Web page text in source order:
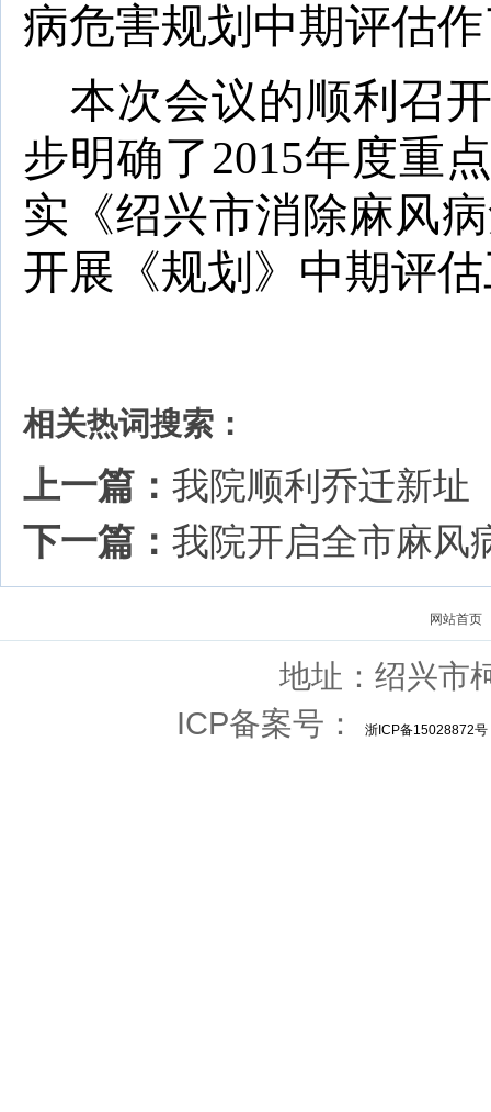
病危害规划中期评估
本次会议的顺利召
步明确了2015年度重
实《绍兴市消除麻风
开展《规划》中期评
相关热词搜索：
上一篇： 我院顺利乔迁新址
下一篇： 我院开启全市麻风
网站首页
地址：绍兴市
ICP备案号：
浙ICP备15028872号